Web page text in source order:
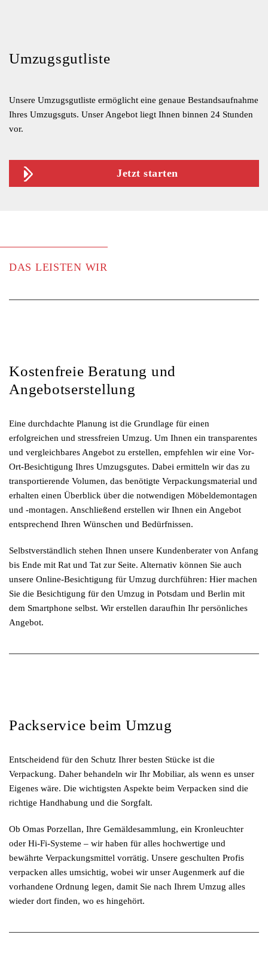
Umzugsgutliste
Unsere Umzugsgutliste ermöglicht eine genaue Bestandsaufnahme
Ihres Umzugsguts. Unser Angebot liegt Ihnen binnen 24 Stunden
vor.
Jetzt starten
DAS LEISTEN WIR
Kostenfreie Beratung und
Angebotserstellung
Eine durchdachte Planung ist die Grundlage für einen
erfolgreichen und stressfreien Umzug. Um Ihnen ein transparentes
und vergleichbares Angebot zu erstellen, empfehlen wir eine Vor-
Ort-Besichtigung Ihres Umzugsgutes. Dabei ermitteln wir das zu
transportierende Volumen, das benötigte Verpackungsmaterial und
erhalten einen Überblick über die notwendigen Möbeldemontagen
und -montagen. Anschließend erstellen wir Ihnen ein Angebot
entsprechend Ihren Wünschen und Bedürfnissen.
Selbstverständlich stehen Ihnen unsere Kundenberater von Anfang
bis Ende mit Rat und Tat zur Seite. Alternativ können Sie auch
unsere Online-Besichtigung für Umzug durchführen: Hier machen
Sie die Besichtigung für den Umzug in Potsdam und Berlin mit
dem Smartphone selbst. Wir erstellen daraufhin Ihr persönliches
Angebot.
Packservice beim Umzug
Entscheidend für den Schutz Ihrer besten Stücke ist die
Verpackung. Daher behandeln wir Ihr Mobiliar, als wenn es unser
Eigenes wäre. Die wichtigsten Aspekte beim Verpacken sind die
richtige Handhabung und die Sorgfalt.
Ob Omas Porzellan, Ihre Gemäldesammlung, ein Kronleuchter
oder Hi-Fi-Systeme – wir haben für alles hochwertige und
bewährte Verpackungsmittel vorrätig. Unsere geschulten Profis
verpacken alles umsichtig, wobei wir unser Augenmerk auf die
vorhandene Ordnung legen, damit Sie nach Ihrem Umzug alles
wieder dort finden, wo es hingehört.